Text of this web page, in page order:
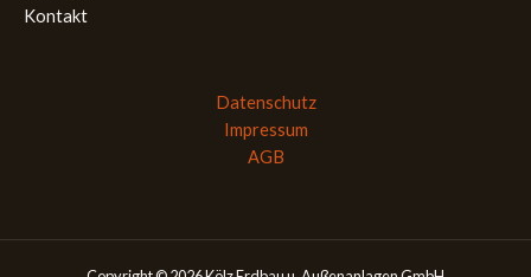
Kontakt
Datenschutz
Impressum
AGB